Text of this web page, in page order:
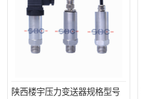
陕西楼宇压力变送器规格型号